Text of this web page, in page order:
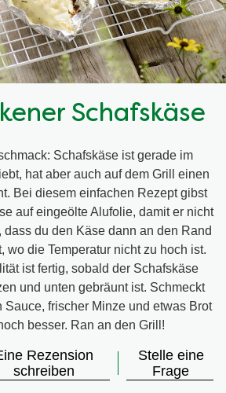
Schafskäse
Schafskäse ist gerade im
hat aber auch auf dem Grill einen
Bei diesem einfachen Rezept gibst
auf eingeölte Alufolie, damit er nicht
dass du den Käse dann an den Rand
wo die Temperatur nicht zu hoch ist.
ist fertig, sobald der Schafskäse
und unten gebräunt ist. Schmeckt
Sauce, frischer Minze und etwas Brot
besser. Ran an den Grill!
Rezension
schreiben
Stelle eine
Frage